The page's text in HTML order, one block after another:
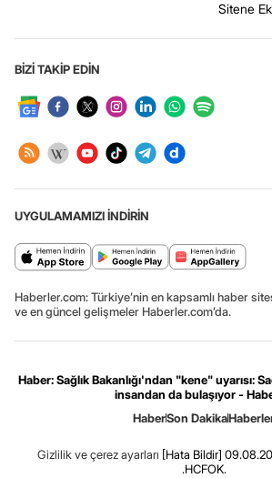
Sitene
BİZİ TAKİP EDİN
UYGULAMAMIZI İNDİRİN
Haberler.com: Türkiye’nin en kapsamlı haber
ve en güncel gelişmeler Haberler.com’da.
Haber: Sağlık Bakanlığı'ndan "kene" uyarısı:
insandan da bulaşıyor -
HaberSon Dakika
Gizlilik ve çerez ayarları [Hata Bildir]
.HCFOK.